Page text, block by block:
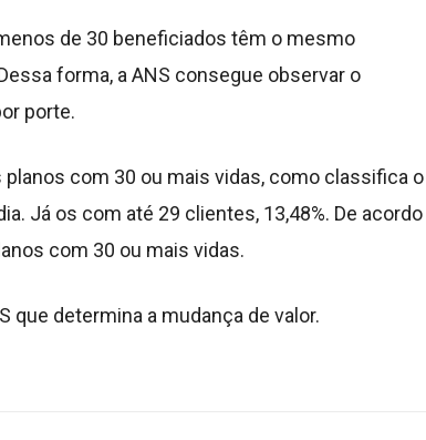
de 30 beneficiados têm o mesmo
forma, a ANS consegue observar o
porte.
com 30 ou mais vidas, como classifica o
Já os com até 29 clientes, 13,48%. De acordo
com 30 ou mais vidas.
que determina a mudança de valor.